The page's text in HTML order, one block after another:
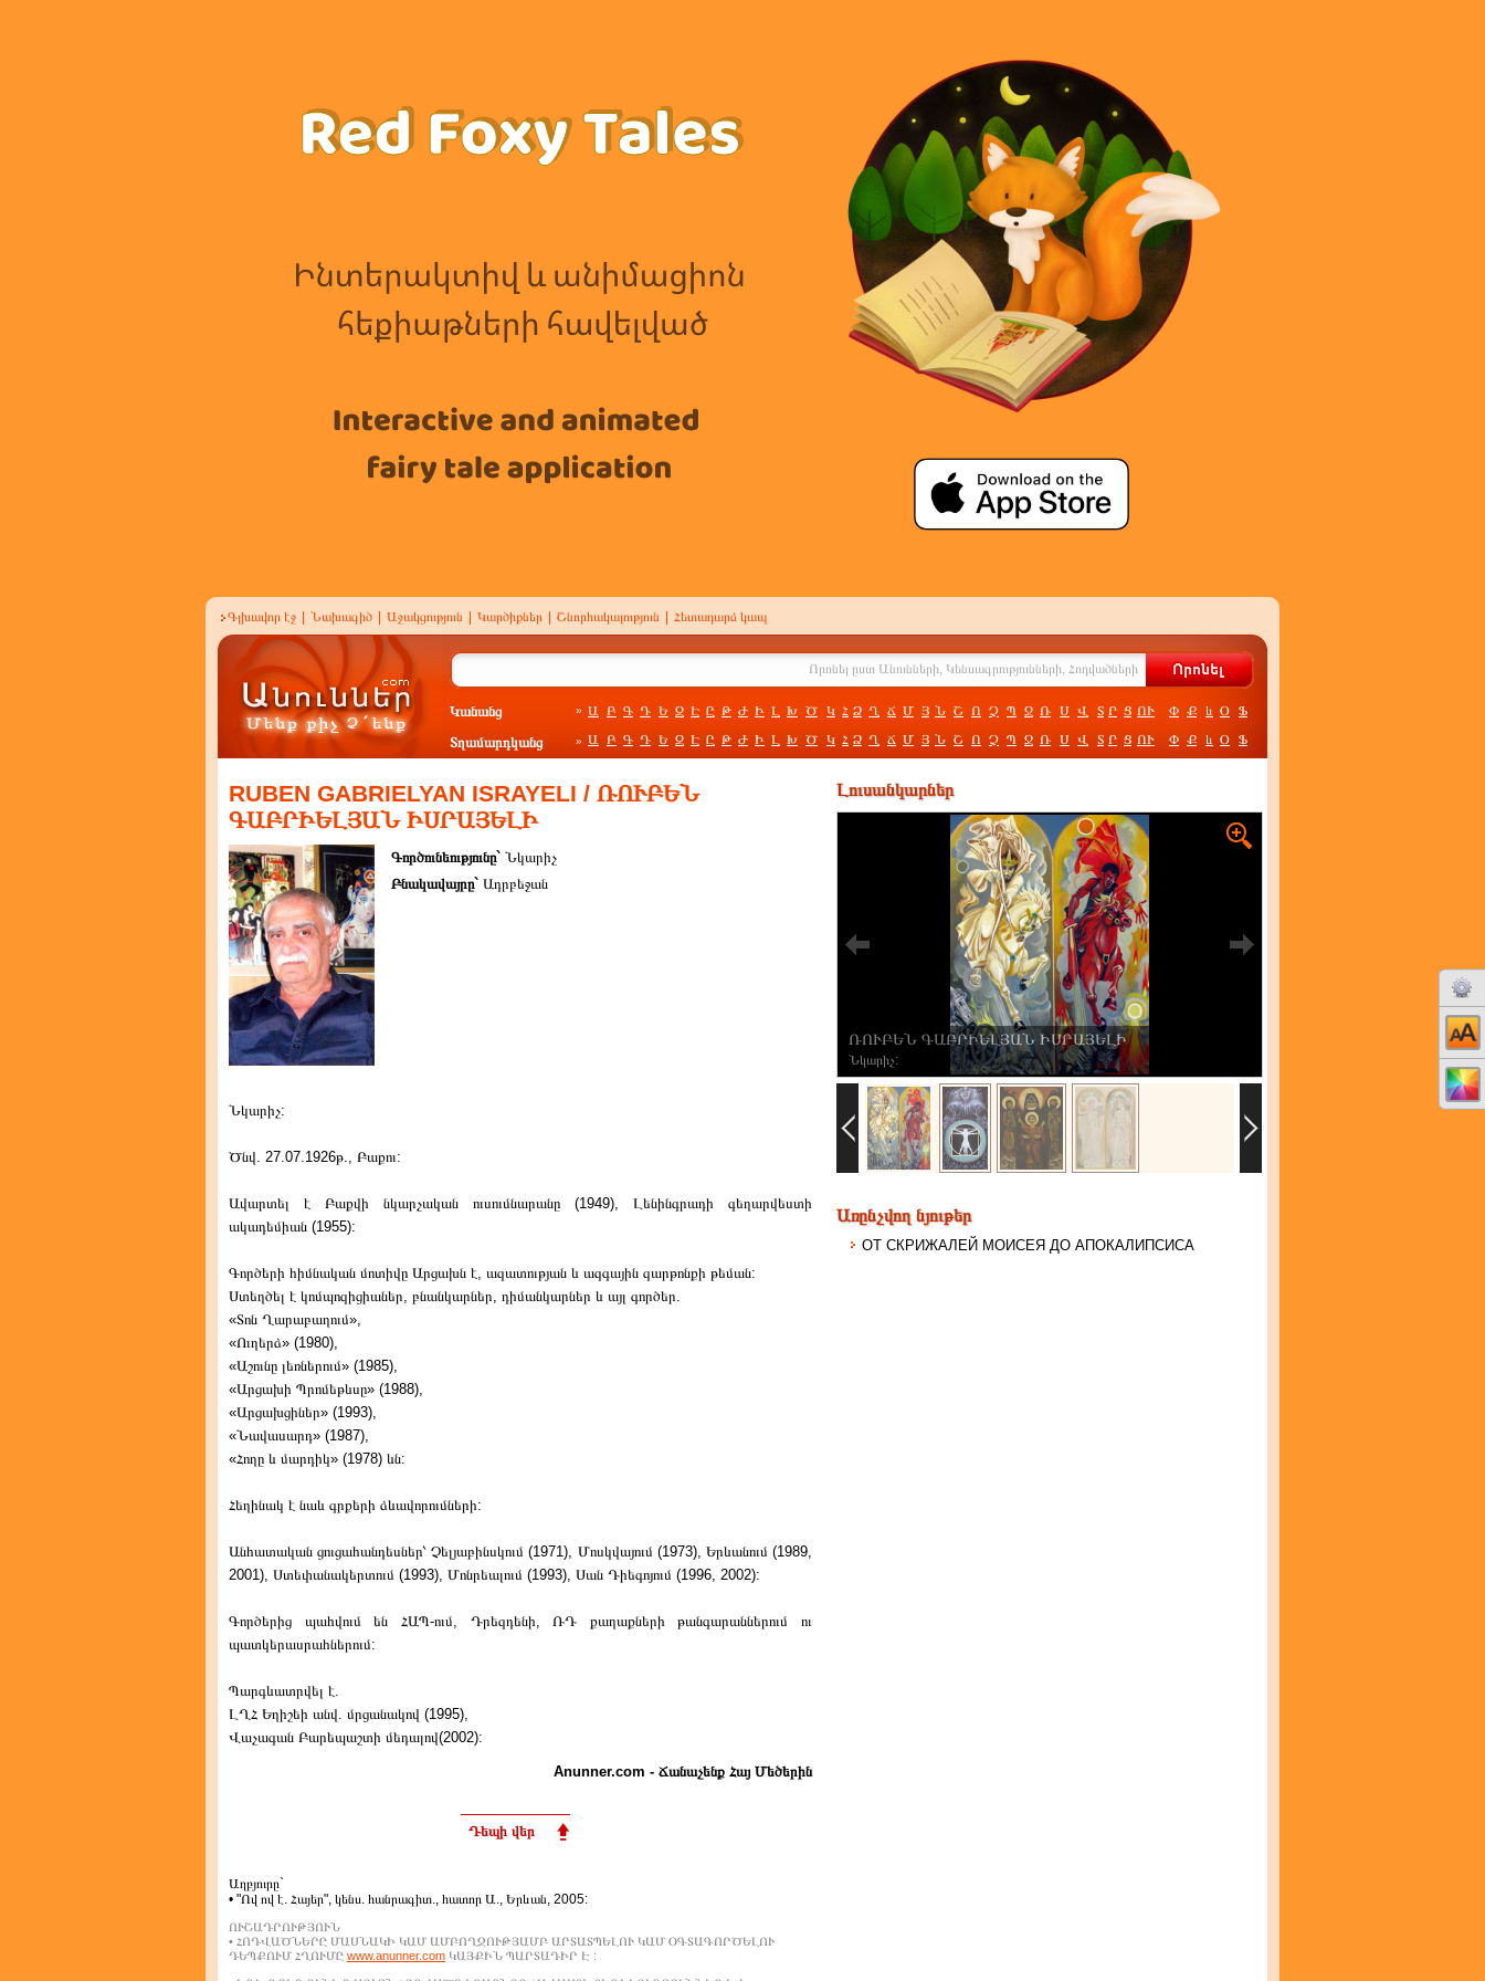
Գլխավոր էջ Նախագիծ Աջակցություն Կարծիքներ Շնորհակալություն Հետադարձ կապ
Կանանց » Ա Բ Գ Դ Ե Զ Է Ը Թ Ժ Ի Լ Խ Ծ Կ Հ Ձ Ղ Ճ Մ Յ Ն Շ Ո Չ Պ Ջ Ռ Ս Վ Տ Ր Ց ՈՒ Փ Ք և Օ Ֆ
Տղամարդկանց » Ա Բ Գ Դ Ե Զ Է Ը Թ Ժ Ի Լ Խ Ծ Կ Հ Ձ Ղ Ճ Մ Յ Ն Շ Ո Չ Պ Ջ Ռ Ս Վ Տ Ր Ց ՈՒ Փ Ք և Օ Ֆ
RUBEN GABRIELYAN ISRAYELI / ՌՈՒԲԵՆ
ԳԱԲՐԻԵԼՅԱՆ ԻՍՐԱՅԵԼԻ
Գործունեությունը` Նկարիչ
Բնակավայրը` Ադրբեջան
Նկարիչ:
Ծնվ. 27.07.1926թ., Բաքու:
Ավարտել է Բաքվի նկարչական ուսումնարանը (1949), Լենինգրադի գեղարվեստի
ակադեմիան (1955):
Գործերի հիմնական մոտիվը Արցախն է, ազատության և ազգային զարթոնքի թեման:
Ստեղծել է կոմպոզիցիաներ, բնանկարներ, դիմանկարներ և այլ գործեր.
«Տոն Ղարաբաղում»,
«Ուղերձ» (1980),
«Աշունը լեռներում» (1985),
«Արցախի Պրոմեթևսը» (1988),
«Արցախցիներ» (1993),
«Նավասարդ» (1987),
«Հողը և մարդիկ» (1978) ևն:
Հեղինակ է նաև գրքերի ձևավորումների:
Անհատական ցուցահանդեսներ՝ Չելյաբինսկում (1971), Մոսկվայում (1973), Երևանում (1989,
2001), Ստեփանակերտում (1993), Մոնրեալում (1993), Սան Դիեգոյում (1996, 2002):
Գործերից պահվում են ՀԱՊ-ում, Դրեզդենի, ՌԴ քաղաքների թանգարաններում ու
պատկերասրահներում:
Պարգևատրվել է.
ԼՂՀ Եղիշեի անվ. մրցանակով (1995),
Վաչագան Բարեպաշտի մեդալով(2002):
Anunner.com - Ճանաչենք Հայ Մեծերին
Դեպի վեր
Աղբյուրը`
• "Ով ով է. Հայեր", կենս. հանրագիտ., հատոր Ա., Երևան, 2005:
ՈՒՇԱԴՐՈՒԹՅՈՒՆ
• ՀՈԴՎԱԾՆԵՐԸ ՄԱՍՆԱԿԻ ԿԱՄ ԱՄԲՈՂՋՈՒԹՅԱՄԲ ԱՐՏԱՏՊԵԼՈՒ ԿԱՄ ՕԳՏԱԳՈՐԾԵԼՈՒ
ԴԵՊՔՈՒՄ ՀՂՈՒՄԸ www.anunner.com ԿԱՅՔԻՆ ՊԱՐՏԱԴԻՐ Է :
Լուսանկարներ
ՌՈՒԲԵՆ ԳԱԲՐԻԵԼՅԱՆ ԻՍՐԱՅԵԼԻ
Նկարիչ:
Առընչվող նյութեր
ОТ СКРИЖАЛЕЙ МОИСЕЯ ДО АПОКАЛИПСИСА